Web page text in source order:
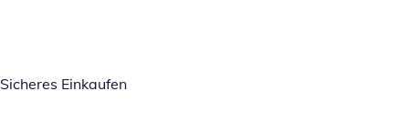
Sicheres Einkaufen